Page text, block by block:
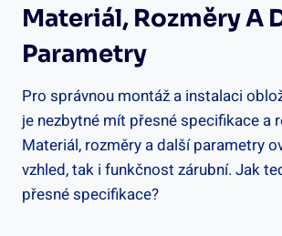
Materiál, Rozměry A
Parametry
Pro správnou montáž a instalaci
je nezbytné mít přesné specifikace a
Materiál, rozměry a další parametry
vzhled, tak i funkčnost zárubní. Jak
přesné specifikace?